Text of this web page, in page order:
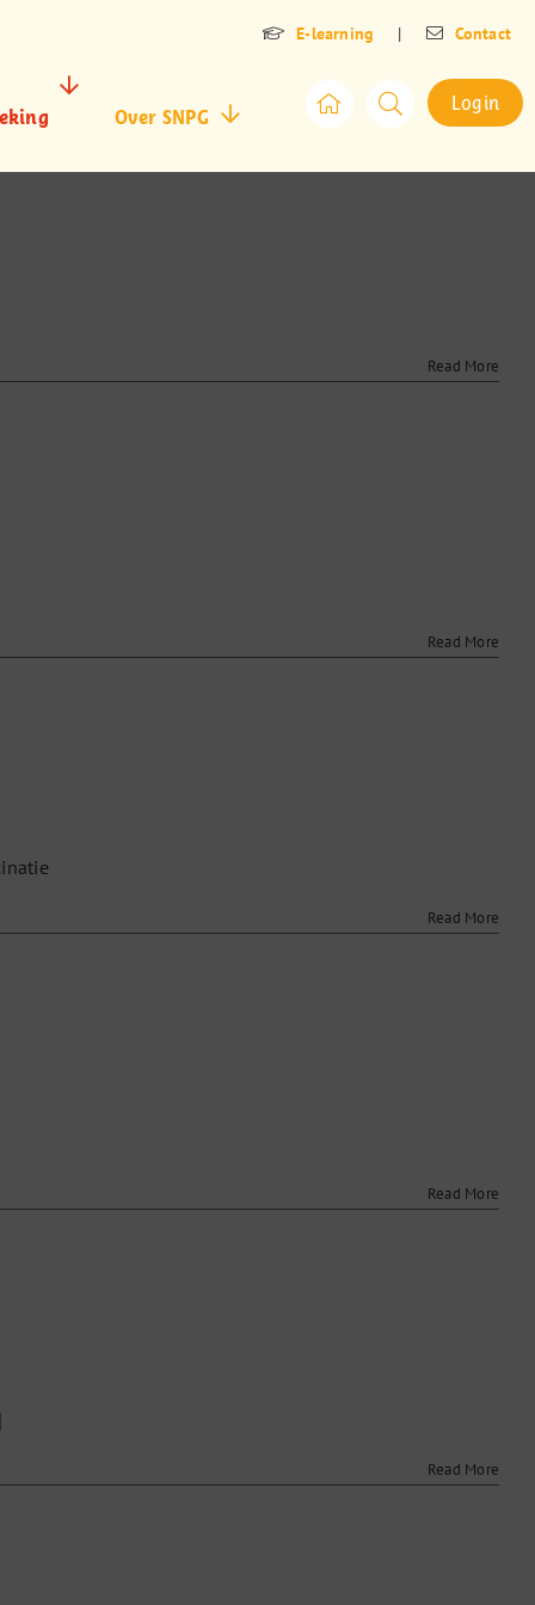
E-learning | Contact
Over SNPG
Login
Read More
Read More
Read More
Read More
Read More